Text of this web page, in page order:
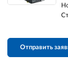
Отправить